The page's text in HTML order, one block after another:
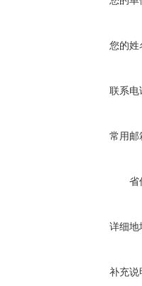
您的姓
联系电
常用邮
省
详细地
补充说